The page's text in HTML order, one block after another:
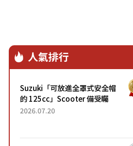
人氣排行
Suzuki「可放進全罩式安全帽
的 125cc」Scooter 備受矚
目！採用全新流線設計與各項
2026.07.20